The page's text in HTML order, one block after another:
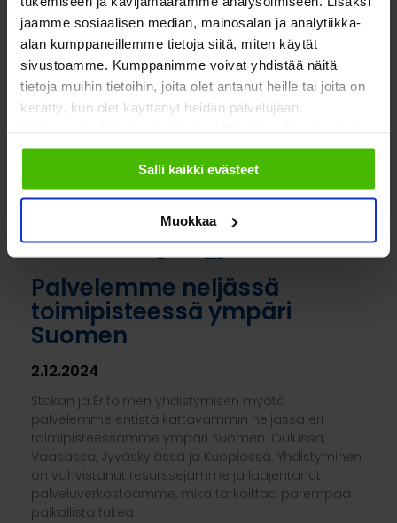
jaamme sosiaalisen median, mainosalan ja analytiikka-
alan kumppaneillemme tietoja siitä, miten käytät
sivustoamme. Kumppanimme voivat yhdistää näitä
tietoja muihin tietoihin, joita olet antanut heille tai joita on
kerätty, kun olet käyttänyt heidän palvelujaan.
sallimiisi evästeisiin.
Salli kaikki evästeet
Muokkaa
Lue lisää
Palvelemme neljässä
toimipisteessä ympäri
Suomen
2.12.2024
Stokan ja Eritoimen yhdistymisen myötä
palvelemme entistä kattavammin neljässä eri
toimipisteessämme ympäri Suomen: Oulussa,
Vaasassa, Jyväskylässä ja Kuopiossa. Yhdistyminen
on vahvistanut resurssejamme ja laajentanut
palveluverkostoamme, mikä tarkoittaa parempaa
paikallista tukea